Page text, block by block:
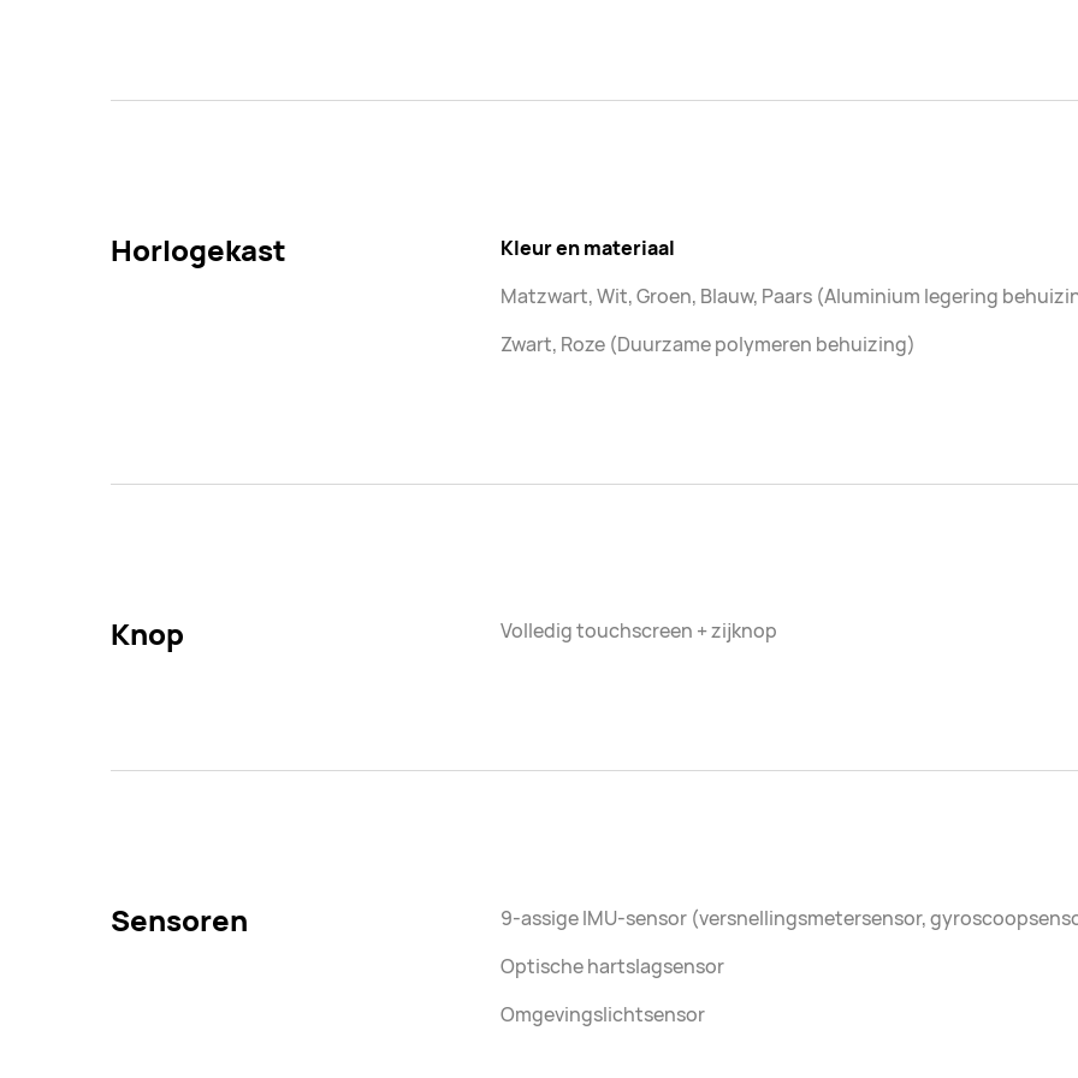
Horlogekast
Kleur en materiaal
Matzwart, Wit, Groen, Blauw, Paars (Aluminium legering
Zwart, Roze (Duurzame polymeren behuizing)
Knop Volledig touchscreen + zijknop
Sensoren
9-assige IMU-sensor (versnellingsmetersensor,
Optische hartslagsensor
Omgevingslichtsensor